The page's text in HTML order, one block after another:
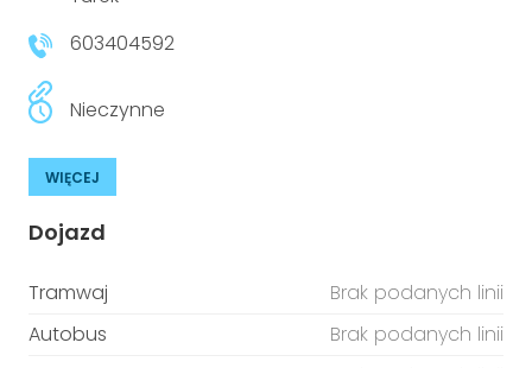
Prawo
Aktualności
603404592
Nieczynne
WIĘCEJ
Dojazd
Tramwaj
Brak podanych linii
Autobus
Brak podanych linii